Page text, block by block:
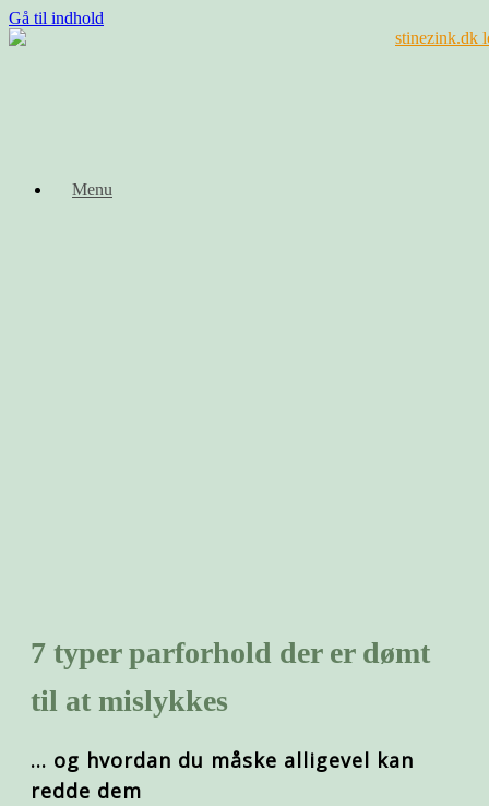
Gå til indhold
Menu
7 typer parforhold der er dømt
til at mislykkes
… og hvordan du måske alligevel kan
redde dem